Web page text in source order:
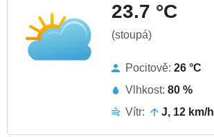
23.7 °C
(stoupá)
Pocitově: 26 °C
Vlhkost: 80 %
Vítr:
J, 12 km/h